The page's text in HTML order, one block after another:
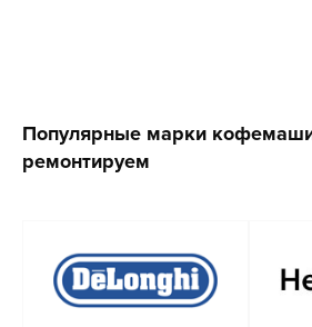
Популярные марки
ремонтируем